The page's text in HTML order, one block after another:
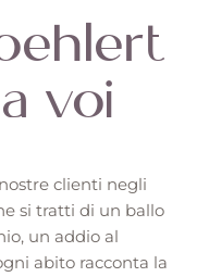
voi
clienti negli
si tratti di un ballo
un addio al
abito racconta la